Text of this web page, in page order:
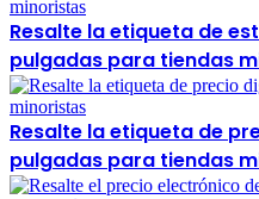
Resalte la etiqueta de
pulgadas para tiendas
Resalte la etiqueta de
pulgadas para tiendas